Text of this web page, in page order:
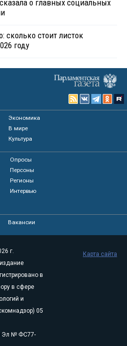
о главных социальных
сколько стоит листок
году
Экономика
В мире
Культура
Опросы
Персоны
Регионы
Интервью
Вакансии
г.
в
в сфере
и
05
Эл № ФС77-
Карта сайта